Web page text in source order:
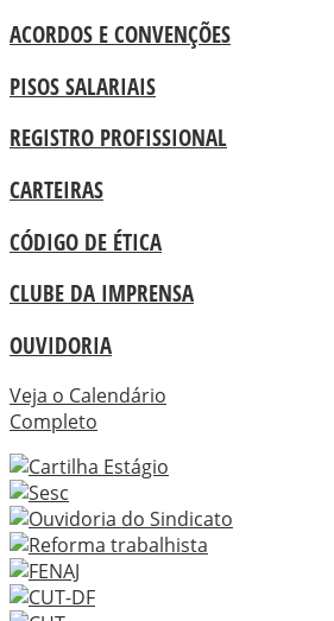
ACORDOS E CONVENÇÕES
PISOS SALARIAIS
REGISTRO PROFISSIONAL
CARTEIRAS
CÓDIGO DE ÉTICA
CLUBE DA IMPRENSA
OUVIDORIA
Veja o Calendário
Completo